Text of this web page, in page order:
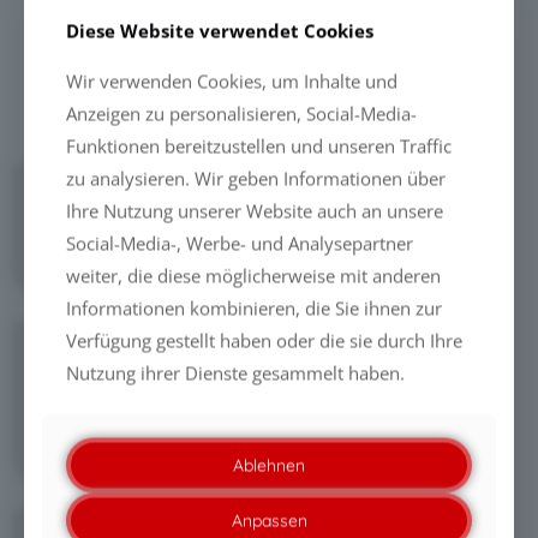
14 Jahre alter Caravan versiegelt mit 7640
DOWNLOADS
Flyer: Camper- & Bootsversiegelungen
(PDF)
VIDEOS
"Caravan-Versiegelung mit 97656"
einem Power-Boot"
Diese Website verwendet Cookies
Wir verwenden Cookies, um Inhalte und
Anzeigen zu personalisieren, Social-Media-
Funktionen bereitzustellen und unseren Traffic
zu analysieren. Wir geben Informationen über
Ihre Nutzung unserer Website auch an unsere
Social-Media-, Werbe- und Analysepartner
weiter, die diese möglicherweise mit anderen
Informationen kombinieren, die Sie ihnen zur
Verfügung gestellt haben oder die sie durch Ihre
Nutzung ihrer Dienste gesammelt haben.
Ablehnen
Anpassen